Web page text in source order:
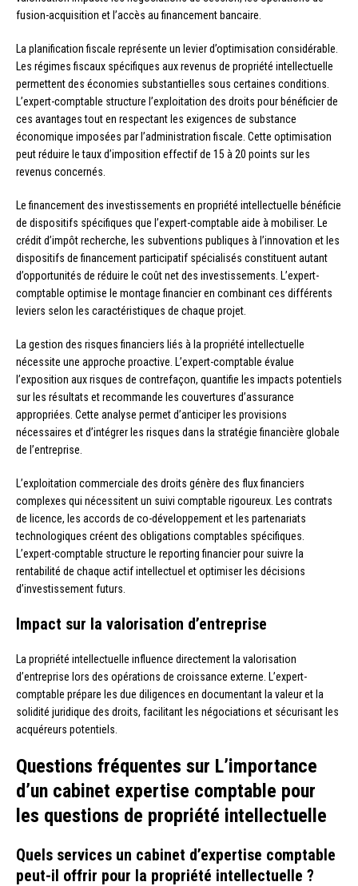
fusion-acquisition et l’accès au financement bancaire.
La planification fiscale représente un levier d’optimisation considérable.
Les régimes fiscaux spécifiques aux revenus de propriété intellectuelle
permettent des économies substantielles sous certaines conditions.
L’expert-comptable structure l’exploitation des droits pour bénéficier de
ces avantages tout en respectant les exigences de substance
économique imposées par l’administration fiscale. Cette optimisation
peut réduire le taux d’imposition effectif de 15 à 20 points sur les
revenus concernés.
Le financement des investissements en propriété intellectuelle bénéficie
de dispositifs spécifiques que l’expert-comptable aide à mobiliser. Le
crédit d’impôt recherche, les subventions publiques à l’innovation et les
dispositifs de financement participatif spécialisés constituent autant
d’opportunités de réduire le coût net des investissements. L’expert-
comptable optimise le montage financier en combinant ces différents
leviers selon les caractéristiques de chaque projet.
La gestion des risques financiers liés à la propriété intellectuelle
nécessite une approche proactive. L’expert-comptable évalue
l’exposition aux risques de contrefaçon, quantifie les impacts potentiels
sur les résultats et recommande les couvertures d’assurance
appropriées. Cette analyse permet d’anticiper les provisions
nécessaires et d’intégrer les risques dans la stratégie financière globale
de l’entreprise.
L’exploitation commerciale des droits génère des flux financiers
complexes qui nécessitent un suivi comptable rigoureux. Les contrats
de licence, les accords de co-développement et les partenariats
technologiques créent des obligations comptables spécifiques.
L’expert-comptable structure le reporting financier pour suivre la
rentabilité de chaque actif intellectuel et optimiser les décisions
d’investissement futurs.
Impact sur la valorisation d’entreprise
La propriété intellectuelle influence directement la valorisation
d’entreprise lors des opérations de croissance externe. L’expert-
comptable prépare les due diligences en documentant la valeur et la
solidité juridique des droits, facilitant les négociations et sécurisant les
acquéreurs potentiels.
Questions fréquentes sur L’importance
d’un cabinet expertise comptable pour
les questions de propriété intellectuelle
Quels services un cabinet d’expertise comptable
peut-il offrir pour la propriété intellectuelle ?